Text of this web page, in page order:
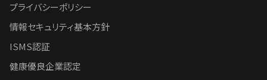
プライバシーポリシー
情報セキュリティ基本方針
ISMS認証
健康優良企業認定